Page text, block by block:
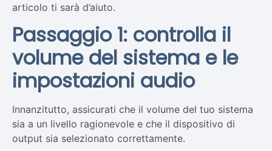
articolo ti sarà d’aiuto.
Passaggio 1: controlla il
volume del sistema e le
impostazioni audio
Innanzitutto, assicurati che il volume del tuo sistema
sia a un livello ragionevole e che il dispositivo di
output sia selezionato correttamente.